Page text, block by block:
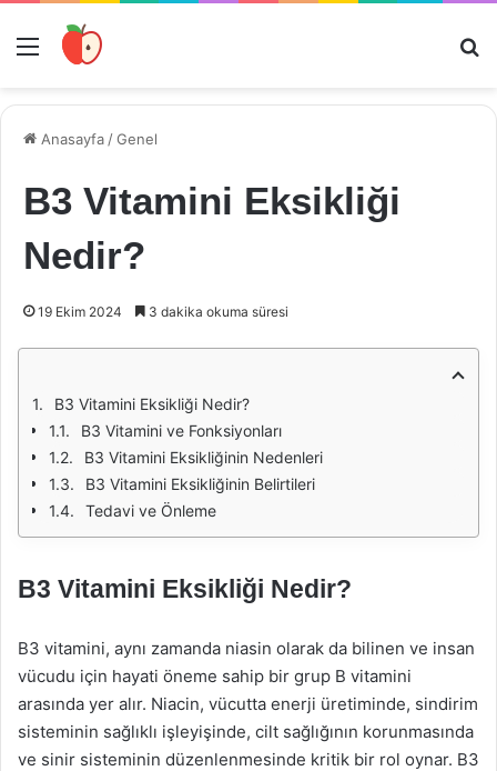
Menü
Anasayfa /Genel
B3 Vitamini Eksikliği
Nedir?
19 Ekim 2024 3 dakika okuma süresi
B3 Vitamini Eksikliği Nedir?
B3 Vitamini ve Fonksiyonları
B3 Vitamini Eksikliğinin Nedenleri
B3 Vitamini Eksikliğinin Belirtileri
Tedavi ve Önleme
B3 Vitamini Eksikliği Nedir?
B3 vitamini, aynı zamanda niasin olarak da bilinen ve insan
vücudu için hayati öneme sahip bir grup B vitamini
arasında yer alır. Niacin, vücutta enerji üretiminde, sindirim
sisteminin sağlıklı işleyişinde, cilt sağlığının korunmasında
ve sinir sisteminin düzenlenmesinde kritik bir rol oynar. B3